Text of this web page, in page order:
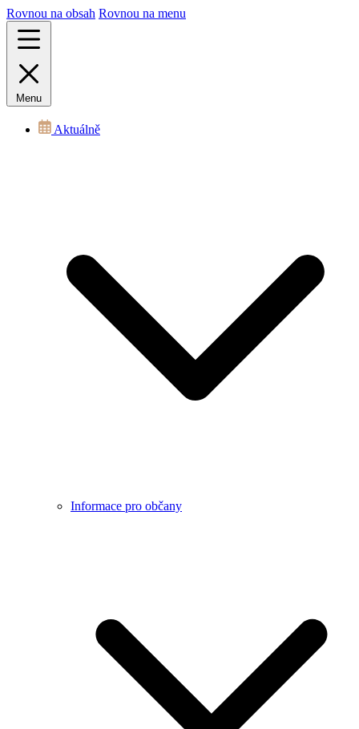
Rovnou na obsah Rovnou na menu
Menu
Aktuálně
Informace pro občany